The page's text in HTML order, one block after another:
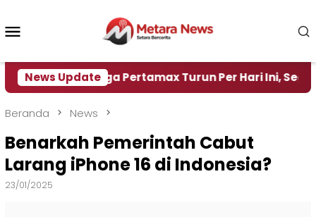
konten
News Update
Harga Pertamax Turun Per Hari Ini, Segini
Beranda News
Benarkah Pemerintah Cabut
Larang iPhone 16 di Indonesia?
23/01/2025